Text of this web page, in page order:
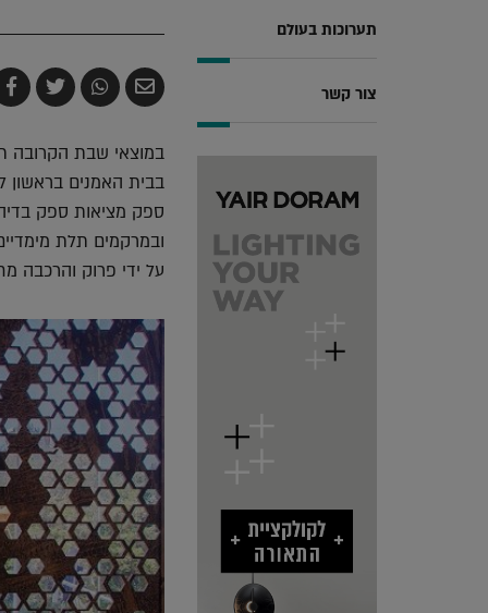
שלח
בדואר
שתף
ב-
צייץ
ב-
במוצאי שבת הקרובה
בבית האמנים בראשון
ספק מציאות ספק
ובמרקמים תלת
על ידי פרוק והרכבה
תערוכות בעולם
צור קשר